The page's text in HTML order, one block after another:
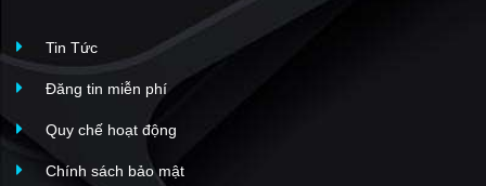
Tin Tức
Đăng tin miễn phí
Quy chế hoạt động
Chính sách bảo mật